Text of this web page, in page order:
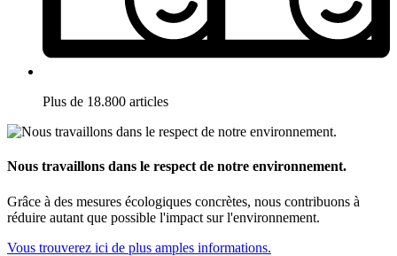
Plus de 18.800 articles
Nous travaillons dans le respect de notre environnement.
Grâce à des mesures écologiques concrètes, nous contribuons à
réduire autant que possible l'impact sur l'environnement.
Vous trouverez ici de plus amples informations.